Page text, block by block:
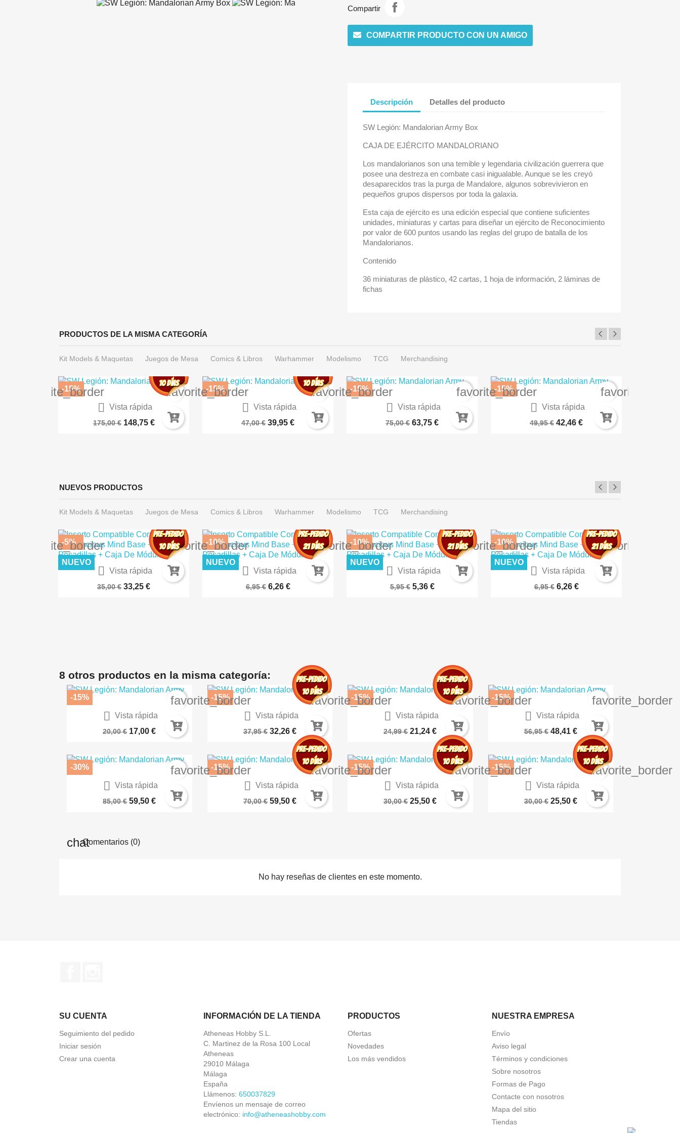
Compartir
COMPARTIR PRODUCTO CON UN AMIGO
Descripción Detalles del producto
SW Legión: Mandalorian Army Box
CAJA DE EJÉRCITO MANDALORIANO
Los mandalorianos son una temible y legendaria civilización guerrera que
posee una destreza en combate casi inigualable. Aunque se les creyó
desaparecidos tras la purga de Mandalore, algunos sobrevivieron en
pequeños grupos dispersos por toda la galaxia.
Esta caja de ejército es una edición especial que contiene suficientes
unidades, miniaturas y cartas para diseñar un ejército de Reconocimiento
por valor de 600 puntos usando las reglas del grupo de batalla de los
Mandalorianos.
Contenido
36 miniaturas de plástico, 42 cartas, 1 hoja de información, 2 láminas de
fichas
PRODUCTOS DE LA MISMA CATEGORÍA
Kit Models & Maquetas Juegos de Mesa Comics & Libros Warhammer Modelismo TCG Merchandising
favorite_border

Vista rápida
DESCENT: LEYENDAS DE LAS...
175,00 € 148,75 €
-15%
favorite_border

Vista rápida
Maravillas Del Mundo
47,00 € 39,95 €
-15%
favorite_border

Vista rápida
SETI
75,00 € 63,75 €
-15%
favorite_border

Vista rápida
Star Wars La Batalla De Hoth
49,95 € 42,46 €
-15%
NUEVOS PRODUCTOS
Kit Models & Maquetas Juegos de Mesa Comics & Libros Warhammer Modelismo TCG Merchandising
favorite_border

Vista rápida
Warhammer 40.000: Imperium...
35,00 € 33,25 €
-5%
NUEVO
favorite_border

Vista rápida
DESIERTO LUNAR – TERRENOS...
6,95 € 6,26 €
-10%
NUEVO
favorite_border

Vista rápida
CÉSPED FLOCK 2MM SECO AK8223
5,95 € 5,36 €
-10%
NUEVO
favorite_border

Vista rápida
TEXTURA DE MUSGO 100ML AK8038
6,95 € 6,26 €
-10%
NUEVO
8 otros productos en la misma categoría:
 Vista rápida
Unstable Unicorns (Español)
20,00 € 17,00 €
-15%
favorite_border

Vista rápida
Undaunted Normandy
37,95 € 32,26 €
-15%
favorite_border

Vista rápida
Exploding Kittens Party Pack
24,99 € 21,24 €
-15%
favorite_border

Vista rápida
Fighters Of The Pacific
56,95 € 48,41 €
-15% favorite_border
 Vista rápida
¡Esparta! (version KS)
85,00 € 59,50 €
-30%
favorite_border

Vista rápida
Gaia Project (Español)
70,00 € 59,50 €
-15%
favorite_border

Vista rápida
La Clave Perdida (Español)
30,00 € 25,50 €
-15%
favorite_border

Vista rápida
Cities
30,00 € 25,50 €
-15% favorite_border
Comentarios (0)
No hay reseñas de clientes en este momento.
SU CUENTA
Seguimiento del pedido
Iniciar sesión
Crear una cuenta
INFORMACIÓN DE LA TIENDA
Atheneas Hobby S.L.
C. Martinez de la Rosa 100 Local
Atheneas
29010 Málaga
Málaga
España
Llámenos: 650037829
Envíenos un mensaje de correo
electrónico: info@atheneashobby.com
PRODUCTOS
Ofertas
Novedades
Los más vendidos
NUESTRA EMPRESA
Envío
Aviso legal
Términos y condiciones
Sobre nosotros
Formas de Pago
Contacte con nosotros
Mapa del sitio
Tiendas